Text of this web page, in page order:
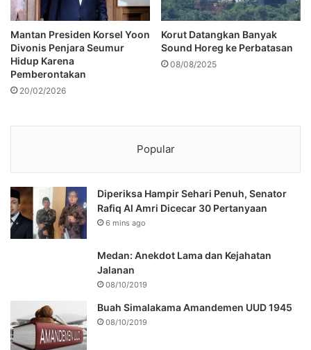
Mantan Presiden Korsel Yoon
Divonis Penjara Seumur
Hidup Karena
Pemberontakan
20/02/2026
Korut Datangkan Banyak
Sound Horeg ke Perbatasan
08/08/2025
Popular
Diperiksa Hampir Sehari Penuh, Senator
Rafiq Al Amri Dicecar 30 Pertanyaan
6 mins ago
Medan: Anekdot Lama dan Kejahatan
Jalanan
08/10/2019
Buah Simalakama Amandemen UUD 1945
08/10/2019